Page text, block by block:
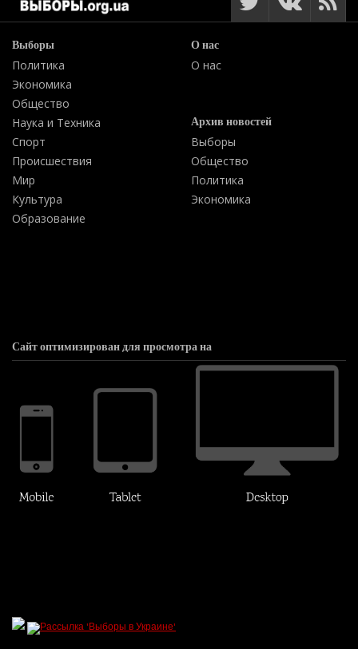
Выборы
Политика
Экономика
Общество
Наука и Техника
Спорт
Происшествия
Мир
Культура
Образование
О нас
О нас
Архив новостей
Выборы
Общество
Политика
Экономика
Сайт оптимизирован для просмотра на